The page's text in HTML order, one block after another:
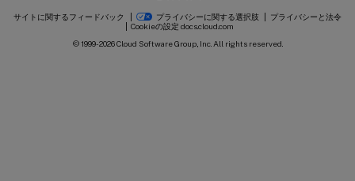
サイトに関するフィードバック プライバシーに関する選択肢
プライバシーと法令
Cookieの設定 docs.cloud.com
© 1999-2026Cloud Software Group, Inc. All rights reserved.